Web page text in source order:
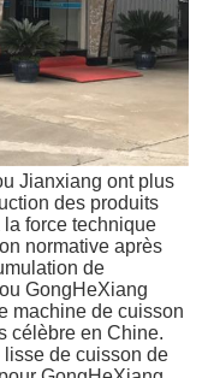
Jianxiang ont plus
des produits
force technique
normative après
de
GongHeXiang
machine de cuisson
célèbre en Chine.
lisse de cuisson de